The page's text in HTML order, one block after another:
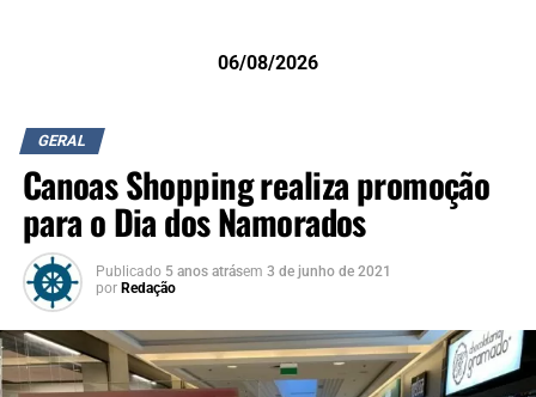
06/08/2026
GERAL
Canoas Shopping realiza promoção
para o Dia dos Namorados
Publicado 5 anos atrásem 3 de junho de 2021
por Redação